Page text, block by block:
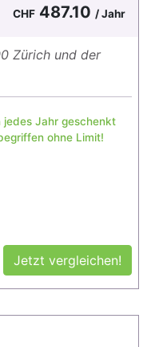
CHF 487.10 / Jahr
Zürich und der
jedes Jahr geschenkt
ohne Limit!
Jetzt vergleichen!